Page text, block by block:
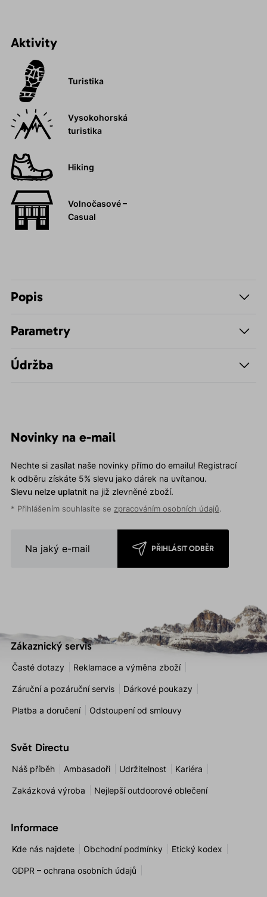
Aktivity
Turistika
Vysokohorská
turistika
Hiking
Volnočasové –
Casual
Popis
Parametry
Údržba
Novinky na e-mail
Nechte si zasílat naše novinky přímo do emailu! Registrací
k odběru získáte 5% slevu jako dárek na uvítanou.
Slevu nelze uplatnitna již zlevněné zboží.
* Přihlášením souhlasíte se zpracováním osobních údajů.
PŘIHLÁSIT ODBĚR
Zákaznický servis
Časté dotazy Reklamace a výměna zboží
Záruční a pozáruční servis Dárkové poukazy
Platba a doručení Odstoupení od smlouvy
Svět Directu
Náš příběh Ambasadoři Udržitelnost Kariéra
Zakázková výroba Nejlepší outdoorové oblečení
Informace
Kde nás najdete Obchodní podmínky Etický kodex
GDPR – ochrana osobních údajů